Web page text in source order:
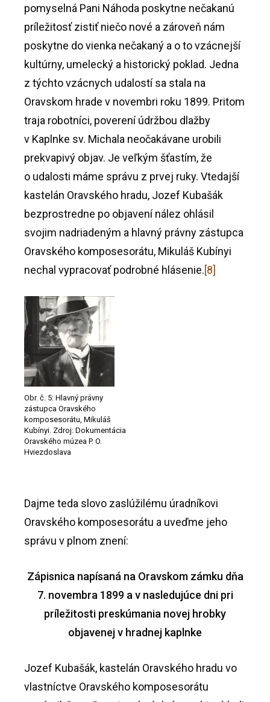
pomyselná Pani Náhoda poskytne nečakanú
príležitosť zistiť niečo nové a zároveň nám
poskytne do vienka nečakaný a o to vzácnejší
kultúrny, umelecký a historický poklad. Jedna
z týchto vzácnych udalostí sa stala na
Oravskom hrade v novembri roku 1899. Pritom
traja robotníci, poverení údržbou dlažby
v Kaplnke sv. Michala neočakávane urobili
prekvapivý objav. Je veľkým šťastím, že
o udalosti máme správu z prvej ruky. Vtedajší
kastelán Oravského hradu, Jozef Kubašák
bezprostredne po objavení nález ohlásil
svojim nadriadeným a hlavný právny zástupca
Oravského komposesorátu, Mikuláš Kubínyi
nechal vypracovať podrobné hlásenie.[8]
Obr. č. 5: Hlavný právny
zástupca Oravského
komposesorátu, Mikuláš
Kubínyi. Zdroj: Dokumentácia
Oravského múzea P. O.
Hviezdoslava
Dajme teda slovo zaslúžilému úradníkovi
Oravského komposesorátu a uveďme jeho
správu v plnom znení:
Zápisnica napísaná na Oravskom zámku dňa
7. novembra 1899 a v nasledujúce dni pri
príležitosti preskúmania novej hrobky
objavenej v hradnej kaplnke
Jozef Kubašák, kastelán Oravského hradu vo
vlastníctve Oravského komposesorátu